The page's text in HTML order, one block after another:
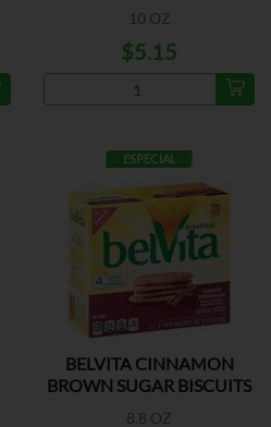
10 OZ
$5.15
ESPECIAL
BELVITA CINNAMON
BROWN SUGAR BISCUITS
8.8 OZ